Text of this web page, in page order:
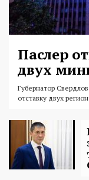
Паслер
двух
Губернатор
отставку двух